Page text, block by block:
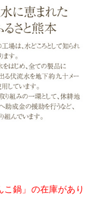
鍋」の在庫があり